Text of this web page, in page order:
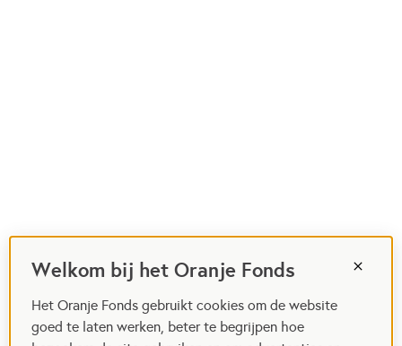
Welkom bij het Oranje Fonds
Het Oranje Fonds gebruikt cookies om de website
goed te laten werken, beter te begrijpen hoe